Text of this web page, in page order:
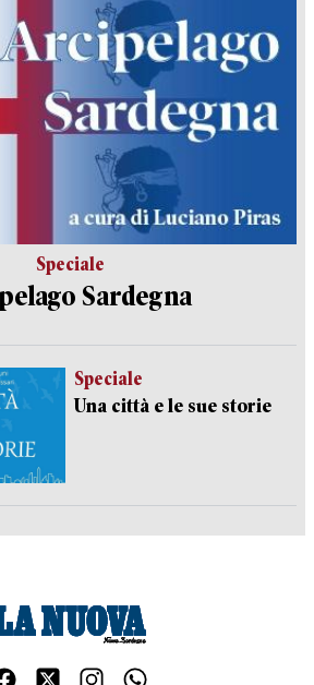
Speciale
Sardegna
Speciale
Una città e le sue storie